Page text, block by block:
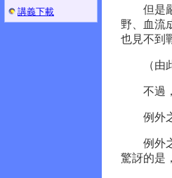
講義下載
但是嚴
野、血流
也見不到
（由此
不過，
例外之
例外之
驚訝的是